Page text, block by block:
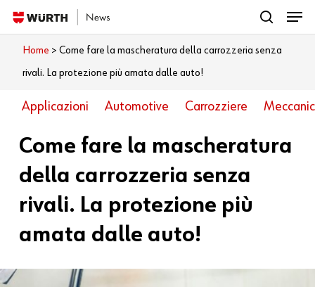
Skip
to
main
content
Cosa vuoi leggere?
search
Menu
Home > Come fare la mascheratura della carrozzeria senza
rivali. La protezione più amata dalle auto!
Applicazioni Automotive Carrozziere
Come fare la mascheratura
della carrozzeria senza
rivali. La protezione più
amata dalle auto!
Close